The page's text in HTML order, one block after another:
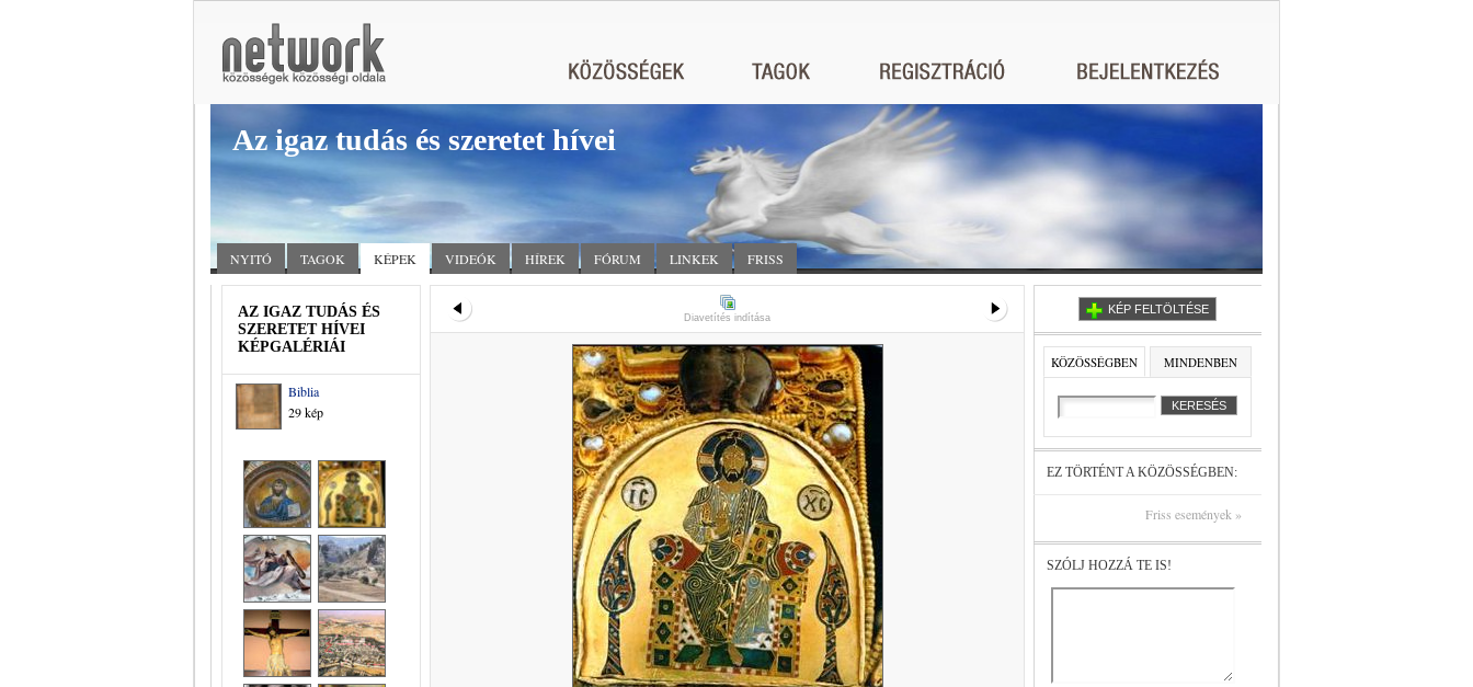
Az igaz tudás és szeretet hívei
NYITÓ TAGOK KÉPEK VIDEÓK HÍREK FÓRUM LINKEK FRISS
AZ IGAZ TUDÁS ÉS
SZERETET HÍVEI
KÉPGALÉRIÁI
Biblia
29 kép
Diavetítés indítása
KÉP FELTÖLTÉSE
KÖZÖSSÉGBEN MINDENBEN
EZ TÖRTÉNT A KÖZÖSSÉGBEN:
Friss események »
SZÓLJ HOZZÁ TE IS!